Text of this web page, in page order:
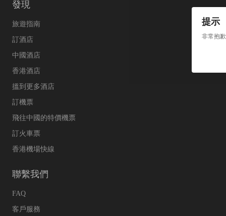
提示
非常抱
發現
旅遊指南
訂酒店
中國酒店
香港酒店
搵到更多酒店
訂機票
飛往中國的特價機票
訂火車票
香港機場快線
聯繫我們
FAQ
客戶服務